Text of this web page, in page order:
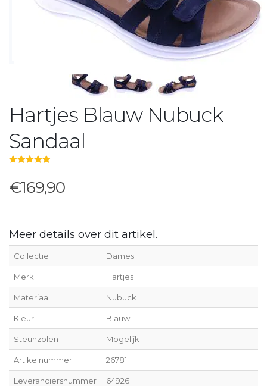
Hartjes Blauw Nubuck
Sandaal
€169,90
Meer details over dit artikel.
Collectie Dames
Merk Hartjes
Materiaal Nubuck
Kleur Blauw
Steunzolen Mogelijk
Artikelnummer 26781
Leveranciersnummer 64926